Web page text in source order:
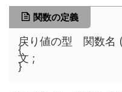
関数の定義
戻り値の型 関数名
{
文 ;
}